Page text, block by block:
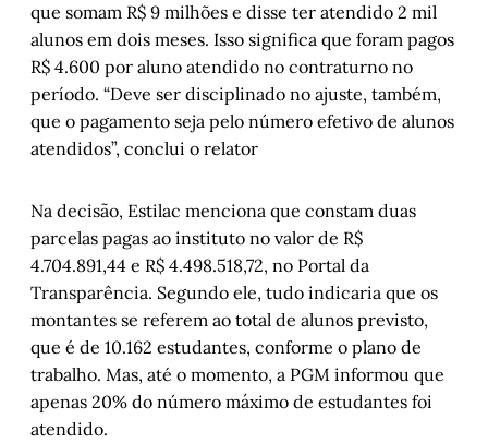
que somam R$ 9 milhões e disse ter atendido 2 mil
alunos em dois meses. Isso significa que foram pagos
R$ 4.600 por aluno atendido no contraturno no
período. “Deve ser disciplinado no ajuste, também,
que o pagamento seja pelo número efetivo de alunos
atendidos”, conclui o relator
Na decisão, Estilac menciona que constam duas
parcelas pagas ao instituto no valor de R$
4.704.891,44 e R$ 4.498.518,72, no Portal da
Transparência. Segundo ele, tudo indicaria que os
montantes se referem ao total de alunos previsto,
que é de 10.162 estudantes, conforme o plano de
trabalho. Mas, até o momento, a PGM informou que
apenas 20% do número máximo de estudantes foi
atendido.